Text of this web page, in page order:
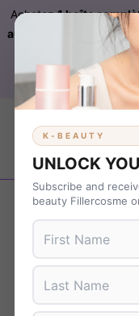
Achetez1 boîte
automatiquement
Livraison OFFERTE
Revenir en arrière
K-BEAUTY
UNLOCK
Subscribe and
beauty Fillercosme